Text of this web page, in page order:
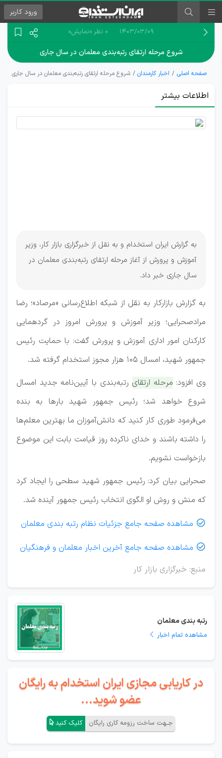
ورود کاربر
۱۴۰۳/۰۳/۰۹ 0 نظر «نمایش»
شروع مرحله ارتقای رتبه‌بندی معلمان در سال جاری
صفحه اصلی اخبار کارمندان شروع مرحله ارتقای رتبه‌بندی معلمان در سال جاری
اطلاعات بیشتر
صدور
به گزارش ایران استخدام و به نقل از خبرگزاری بازار کار، وزیر
آموزش و پرورش از آغاز مرحله ارتقای رتبه‌بندی معلمان در
سال جاری خبر داد.
به گزارش بازارکار به نقل از شبکه اطلاع‌رسانی «مرصاد»؛ رضا
مرادصحرایی؛ وزیر آموزش و پرورش امروز در گردهمایی
کارکنان امور اداری آموزش و پرورش گفت: با حمایت رئیس
جمهور شهید، امسال ۱۰۵ هزار مجوز استخدام گرفته شد.
وی افزود: مرحله ارتقای رتبه‌بندی با آیین‌نامه جدید امسال
شروع خواهد شد؛ رئیس جمهور شهید بار‌ها به بنده
می‌فرمود طوری کار کنید که دانش‌آموزان ما بهترین معلم‌ها
را داشته باشند و خدای ناکرده روز قیامت بابت این موضوع
بازخواست نشویم.
صحرایی بیان کرد: رئیس جمهور شهید سطحی را ایجاد کرد
که منش و روش او الگوی انتخاب رئیس جمهور آینده شد.
 مشاهده صفحه جامع جزئیات نظام رتبه بندی معلمان
 مشاهده صفحه جامع آخرین اخبار معلمان و فرهنگیان
منبع: خبرگزاری بازار کار
رتبه بندی معلمان
مشاهده تمام اخبار
در کاریابی مجازی ایران استخدام به رایگان
عضو شوید...
جـهت ساخت رزومه کاری رایگان کلیک کنید